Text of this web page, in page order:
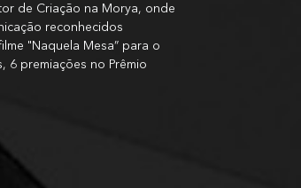
de Criação na Morya, onde
reconhecidos
"Naquela Mesa” para o
6 premiações no Prêmio